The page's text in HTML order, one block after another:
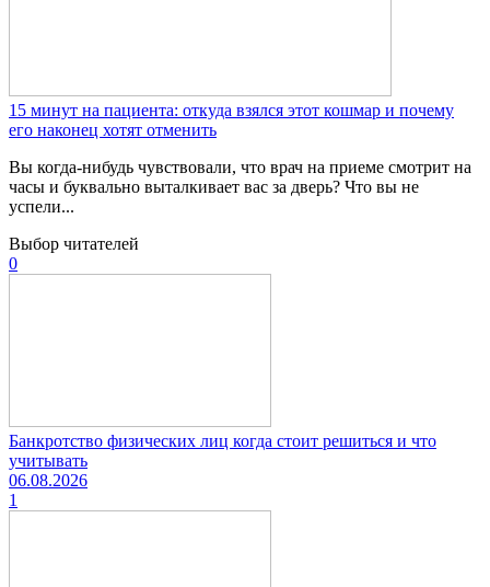
15 минут на пациента: откуда взялся этот кошмар и почему
его наконец хотят отменить
Вы когда-нибудь чувствовали, что врач на приеме смотрит на
часы и буквально выталкивает вас за дверь? Что вы не
успели...
Выбор читателей
0
Банкротство физических лиц когда стоит решиться и что
учитывать
06.08.2026
1